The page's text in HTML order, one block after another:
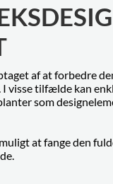
af at forbedre
visse tilfælde kan
som
at fange den